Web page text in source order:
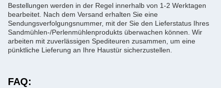
Bestellungen werden in der Regel innerhalb von 1-2 Werktagen
bearbeitet. Nach dem Versand erhalten Sie eine
Sendungsverfolgungsnummer, mit der Sie den Lieferstatus Ihres
Sandmühlen-/Perlenmühlenprodukts überwachen können. Wir
arbeiten mit zuverlässigen Spediteuren zusammen, um eine
pünktliche Lieferung an Ihre Haustür sicherzustellen.
FAQ: